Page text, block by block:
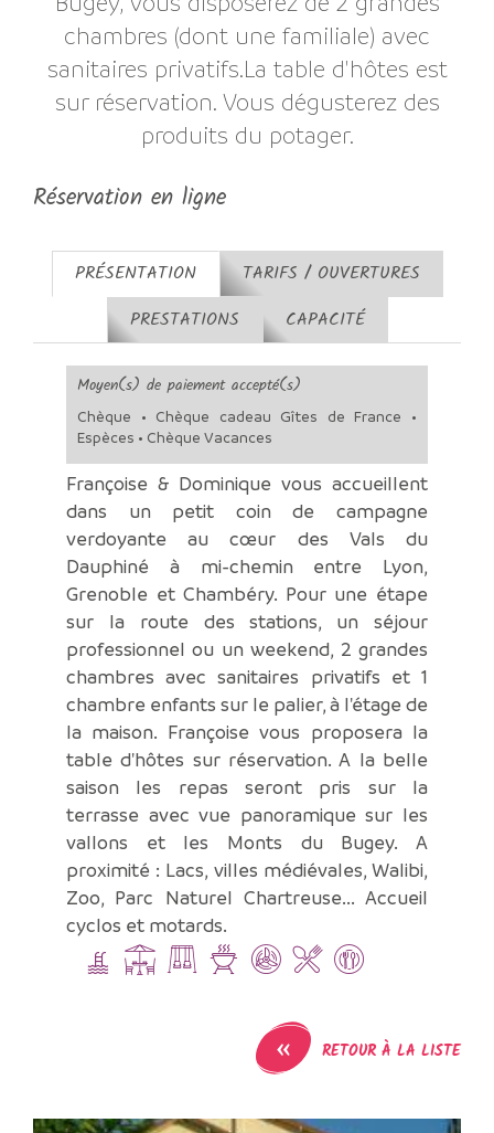
chambres (dont une familiale) avec
sanitaires privatifs.La table d'hôtes est
sur réservation. Vous dégusterez des
produits du potager.
Réservation en ligne
PRÉSENTATION
TARIFS / OUVERTURES
PRESTATIONS
CAPACITÉ
Moyen(s) de paiement accepté(s)
Chèque • Chèque cadeau Gîtes de France •
Espèces • Chèque Vacances
Françoise & Dominique vous accueillent
dans un petit coin de campagne
verdoyante au cœur des Vals du
Dauphiné à mi-chemin entre Lyon,
Grenoble et Chambéry. Pour une étape
sur la route des stations, un séjour
professionnel ou un weekend, 2 grandes
chambres avec sanitaires privatifs et 1
chambre enfants sur le palier, à l'étage de
la maison. Françoise vous proposera la
table d'hôtes sur réservation. A la belle
saison les repas seront pris sur la
terrasse avec vue panoramique sur les
vallons et les Monts du Bugey. A
proximité : Lacs, villes médiévales, Walibi,
Zoo, Parc Naturel Chartreuse... Accueil
cyclos et motards.
« RETOUR À LA LISTE